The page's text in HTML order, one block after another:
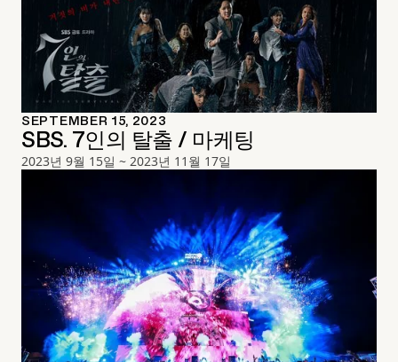
SEPTEMBER 15, 2023
SBS. 7인의 탈출 / 마케팅
2023년 9월 15일 ~ 2023년 11월 17일